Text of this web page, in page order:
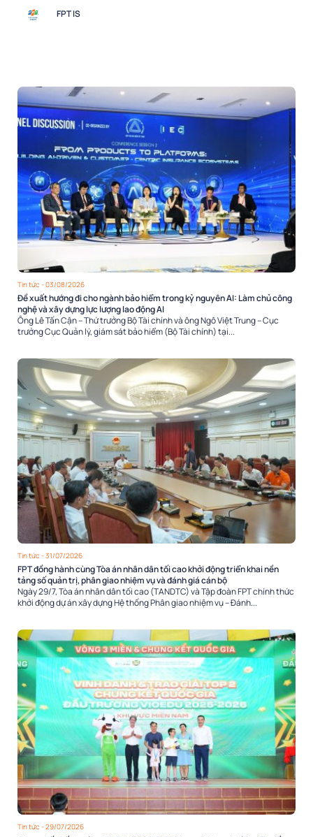
FPT IS
Tin tức - 03/08/2026
Đề xuất hướng đi cho ngành bảo hiểm trong kỷ nguyên AI: Làm chủ công
nghệ và xây dựng lực lượng lao động AI
Ông Lê Tấn Cận – Thứ trưởng Bộ Tài chính và ông Ngô Việt Trung – Cục
trưởng Cục Quản lý, giám sát bảo hiểm (Bộ Tài chính) tại...
Tin tức - 31/07/2026
FPT đồng hành cùng Tòa án nhân dân tối cao khởi động triển khai nền
tảng số quản trị, phân giao nhiệm vụ và đánh giá cán bộ
Ngày 29/7, Tòa án nhân dân tối cao (TANDTC) và Tập đoàn FPT chính thức
khởi động dự án xây dựng Hệ thống Phân giao nhiệm vụ – Đánh...
Tin tức - 29/07/2026